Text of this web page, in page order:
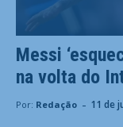
Messi
na volta do
Por: Redação - 11 de